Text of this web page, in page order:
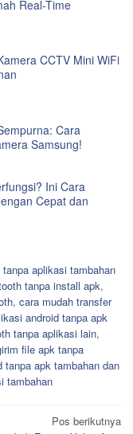
Real-Time
CCTV Mini WiFi
Cara
Samsung!
Ini Cara
Cepat dan
aplikasi tambahan
tanpa install apk,
, cara mudah transfer
android tanpa apk
tanpa aplikasi lain,
file apk tanpa
tanpa apk tambahan dan
tambahan
Pos berikutnya